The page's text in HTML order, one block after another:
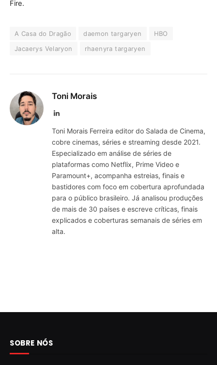
Fire.
A Casa do Dragão daemon targaryen
HBO
Jacaerys Velaryon
rhaenyra targaryen
Toni Morais
LinkedIn
Toni Morais Ferreira editor do Salada de Cinema,
cobre cinemas, séries e streaming desde 2021.
Especializado em análise de séries de
plataformas como Netflix, Prime Video e
Paramount+, acompanha estreias, finais e
bastidores com foco em cobertura aprofundada
para o público brasileiro. Já analisou produções
de mais de 30 países e escreve críticas, finais
explicados e coberturas semanais de séries em
alta.
SOBRE NÓS